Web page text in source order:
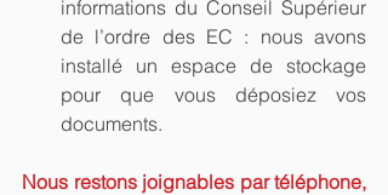
informations du Conseil Supérieur
de l’ordre des EC : nous avons
installé un espace de stockage
pour que vous déposiez vos
documents.
Nous restons joignables par téléphone,